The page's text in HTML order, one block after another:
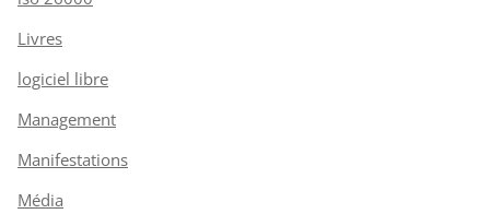
Livres
logiciel libre
Management
Manifestations
Média